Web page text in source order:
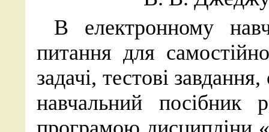
В електронному
питання для
задачі, тестові
навчальний посібник